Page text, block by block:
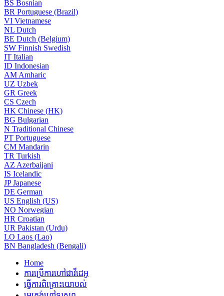
BS Bosnian
BR Portuguese (Brazil)
VI Vietnamese
NL Dutch
BE Dutch (Belgium)
SW Finnish Swedish
IT Italian
ID Indonesian
AM Amharic
UZ Uzbek
GR Greek
CS Czech
HK Chinese (HK)
BG Bulgarian
N Traditional Chinese
PT Portuguese
CM Mandarin
TR Turkish
AZ Azerbaijani
IS Icelandic
JPJapanese
DE German
US English (US)
NO Norwegian
HR Croatian
UR Pakistan (Urdu)
LO Laos (Lao)
BN Bangladesh (Bengali)
Home
ការប្រើការហៅជាវីដេអូ
ធ្វើការពិគ្រោះយោបល់